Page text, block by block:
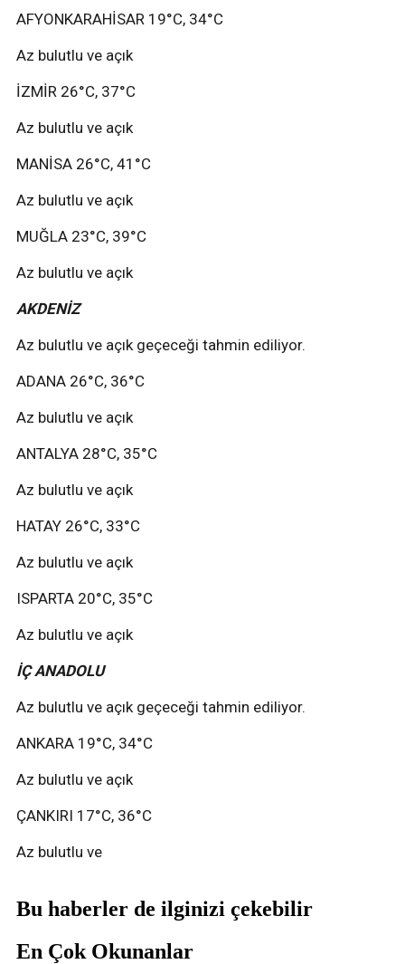
AFYONKARAHİSAR 19°C, 34°C
Az bulutlu ve açık
İZMİR 26°C, 37°C
Az bulutlu ve açık
MANİSA 26°C, 41°C
Az bulutlu ve açık
MUĞLA 23°C, 39°C
Az bulutlu ve açık
AKDENİZ
Az bulutlu ve açık geçeceği tahmin ediliyor.
ADANA 26°C, 36°C
Az bulutlu ve açık
ANTALYA 28°C, 35°C
Az bulutlu ve açık
HATAY 26°C, 33°C
Az bulutlu ve açık
ISPARTA 20°C, 35°C
Az bulutlu ve açık
İÇ ANADOLU
Az bulutlu ve açık geçeceği tahmin ediliyor.
ANKARA 19°C, 34°C
Az bulutlu ve açık
ÇANKIRI 17°C, 36°C
Az bulutlu ve
Bu haberler de ilginizi çekebilir
En Çok Okunanlar